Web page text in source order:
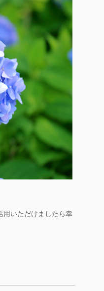
用いただけましたら幸